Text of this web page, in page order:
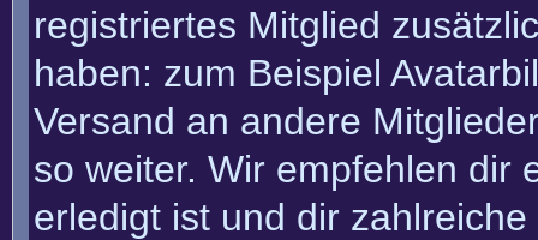
registriertes Mitglied
haben: zum Beispiel
Versand an andere
so weiter. Wir empfehlen dir
erledigt ist und dir